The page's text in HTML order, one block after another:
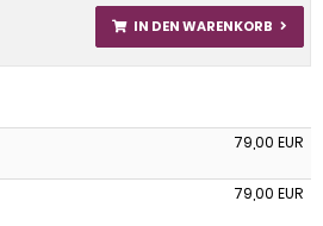
IN DEN WARENKORB
79,00 EUR
79,00 EUR